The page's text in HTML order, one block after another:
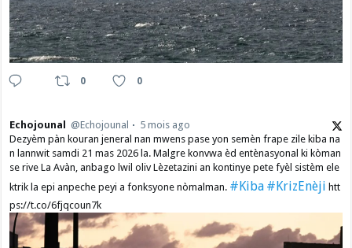
0 0
Echojounal @Echojounal
5 mois ago
Dezyèm pàn kouran jeneral nan mwens pase yon semèn frape zile kiba na
n lannwit samdi 21 mas 2026 la. Malgre konvwa èd entènasyonal ki kòman
se rive La Avàn, anbago lwil oliv Lèzetazini an kontinye pete fyèl sistèm ele
ktrik la epi anpeche peyi a fonksyone nòmalman. #Kiba #KrizEnèji htt
ps://t.co/6fjqcoun7k